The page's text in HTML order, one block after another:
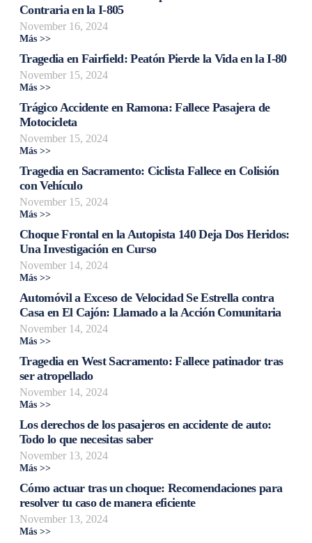
Contraria en la I-805
November 16, 2024
Más >>
Tragedia en Fairfield: Peatón Pierde la Vida en la I-80
November 15, 2024
Más >>
Trágico Accidente en Ramona: Fallece Pasajera de
Motocicleta
November 15, 2024
Más >>
Tragedia en Sacramento: Ciclista Fallece en Colisión
con Vehículo
November 15, 2024
Más >>
Choque Frontal en la Autopista 140 Deja Dos Heridos:
Una Investigación en Curso
November 14, 2024
Más >>
Automóvil a Exceso de Velocidad Se Estrella contra
Casa en El Cajón: Llamado a la Acción Comunitaria
November 14, 2024
Más >>
Tragedia en West Sacramento: Fallece patinador tras
ser atropellado
November 14, 2024
Más >>
Los derechos de los pasajeros en accidente de auto:
Todo lo que necesitas saber
November 13, 2024
Más >>
Cómo actuar tras un choque: Recomendaciones para
resolver tu caso de manera eficiente
November 13, 2024
Más >>